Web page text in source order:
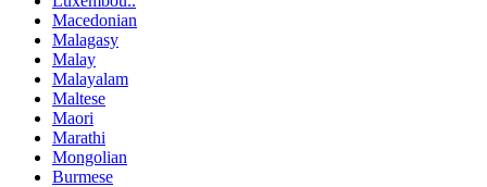
Macedonian
Malagasy
Malay
Malayalam
Maltese
Maori
Marathi
Mongolian
Burmese